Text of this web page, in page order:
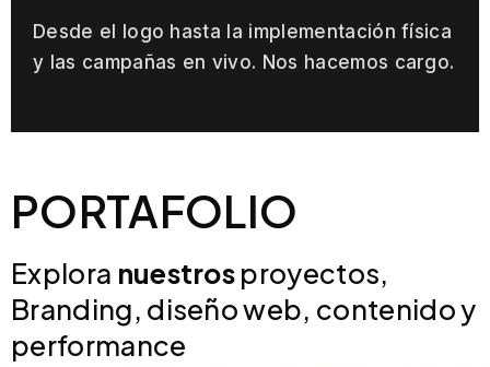
Desde el logo hasta la implementación física
y las campañas en vivo. Nos hacemos cargo.
PORTAFOLIO
Explora nuestrosproyectos,
Branding, diseño web, contenido y
performance